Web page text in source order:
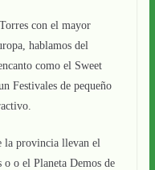
con el mayor
hablamos del
como el Sweet
Festivales de pequeño
la provincia llevan el
o el Planeta Demos de